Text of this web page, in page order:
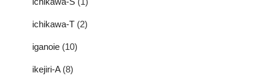
ichikawa-T (2)
iganoie (10)
ikejiri-A(8)